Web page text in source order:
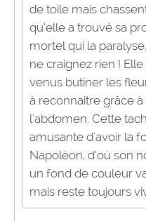
de toile mais
qu’elle a trouvé sa
mortel qui la
ne craignez rien !
venus butiner les
à reconnaitre grâce
l'abdomen. Cette
amusante d'avoir la
Napoléon, d’où son
un fond de couleur
mais reste toujours